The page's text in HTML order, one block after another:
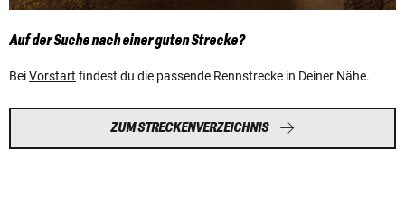
Auf der Suche nach einer guten Strecke?
BeiVorstart findest du die passende Rennstrecke in Deiner Nähe.
ZUM STRECKENVERZEICHNIS